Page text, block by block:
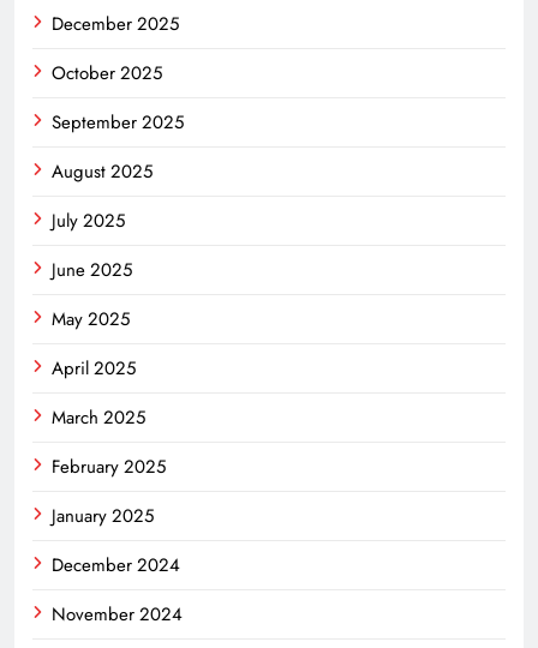
December 2025
October 2025
September 2025
August 2025
July 2025
June 2025
May 2025
April 2025
March 2025
February 2025
January 2025
December 2024
November 2024